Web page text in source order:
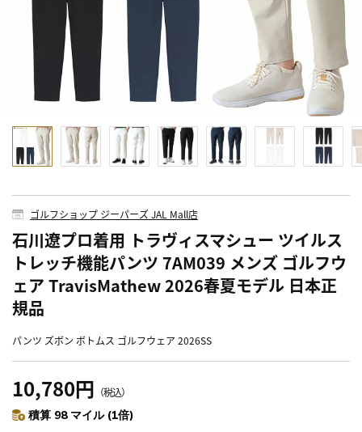
ゴルフショップ ジーパーズ JAL Mall店
石川遼プロ着用 トラヴィスマシュー ツイルス
トレッチ機能パンツ 7AM039 メンズ ゴルフウ
ェア TravisMathew 2026春夏モデル 日本正
規品
パンツ ズボン ボトムス ゴルフウェア 2026SS
10,780円 （税込）
積算 98 マイル (1倍)